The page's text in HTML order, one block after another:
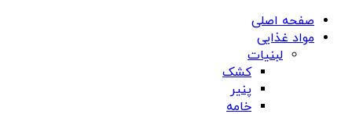
صفحه اصلی
مواد غذایی
لبنیات
کشک
پنیر
خامه